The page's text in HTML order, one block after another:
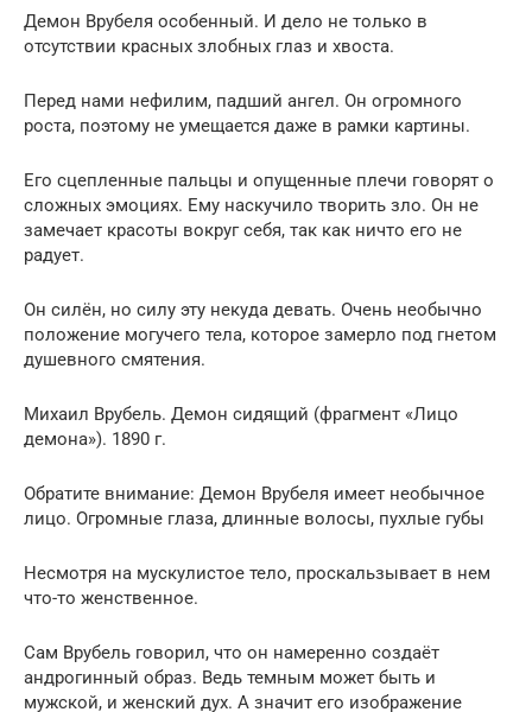
Демон Врубеля особенный. И дело не только в
отсутствии красных злобных глаз и хвоста.
Перед нами нефилим, падший ангел. Он огромного
роста, поэтому не умещается даже в рамки картины.
Его сцепленные пальцы и опущенные плечи говорят о
сложных эмоциях. Ему наскучило творить зло. Он не
замечает красоты вокруг себя, так как ничто его не
радует.
Он силён, но силу эту некуда девать. Очень необычно
положение могучего тела, которое замерло под гнетом
душевного смятения.
Михаил Врубель. Демон сидящий (фрагмент «Лицо
демона»). 1890 г.
Обратите внимание: Демон Врубеля имеет необычное
лицо. Огромные глаза, длинные волосы, пухлые губы
Несмотря на мускулистое тело, проскальзывает в нем
что-то женственное.
Сам Врубель говорил, что он намеренно создаёт
андрогинный образ. Ведь темным может быть и
мужской, и женский дух. А значит его изображение